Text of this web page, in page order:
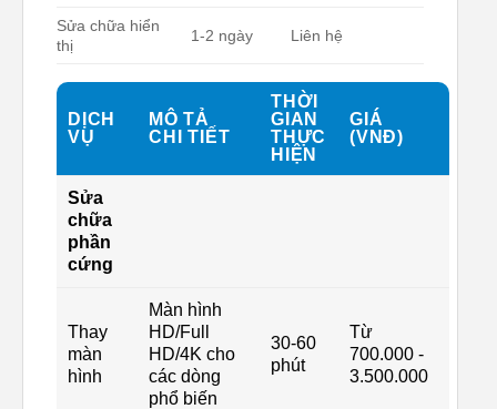
Sửa chữa hiển
thị
1-2 ngày Liên hệ
DỊCH
VỤ
MÔ TẢ
CHI TIẾT
THỜI
GIAN
THỰC
HIỆN
GIÁ
(VNĐ)
Sửa
chữa
phần
cứng
Thay
màn
hình
Màn hình
HD/Full
HD/4K cho
các dòng
phổ biến
30-60
phút
Từ
700.000 -
3.500.000